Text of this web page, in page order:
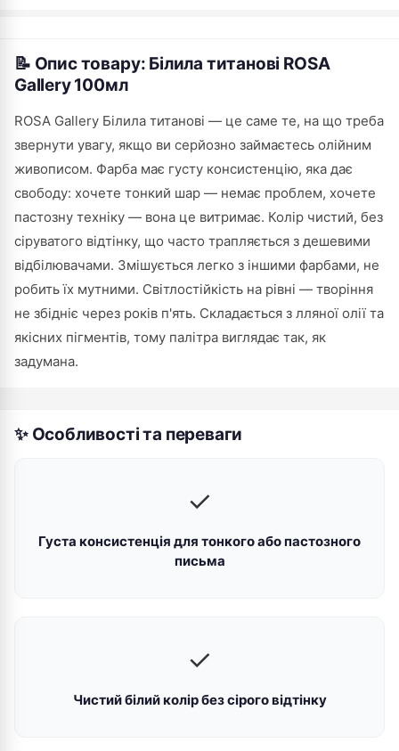
📝 Опис товару: Білила титанові ROSA
Gallery 100мл
ROSA Gallery Білила титанові — це саме те, на що треба
звернути увагу, якщо ви серйозно займаєтесь олійним
живописом. Фарба має густу консистенцію, яка дає
свободу: хочете тонкий шар — немає проблем, хочете
пастозну техніку — вона це витримає. Колір чистий, без
сіруватого відтінку, що часто трапляється з дешевими
відбілювачами. Змішується легко з іншими фарбами, не
робить їх мутними. Світлостійкість на рівні — творіння
не збідніє через років п'ять. Складається з лляної олії та
якісних пігментів, тому палітра виглядає так, як
задумана.
✨ Особливості та переваги
✓
Густа консистенція для тонкого або пастозного
письма
✓
Чистий білий колір без сірого відтінку